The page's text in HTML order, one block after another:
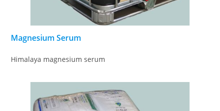
Magnesium Serum
Himalaya magnesium serum